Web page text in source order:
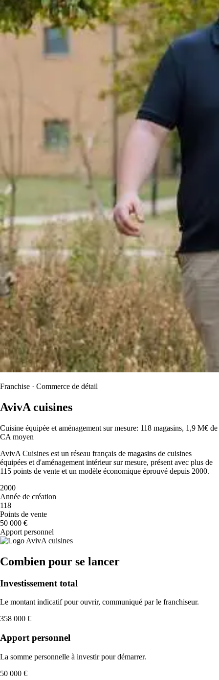
Franchise · Commerce de détail
AvivA cuisines
Cuisine équipée et aménagement sur mesure: 118 magasins, 1,9 M€ de
CA moyen
AvivA Cuisines est un réseau français de magasins de cuisines
équipées et d'aménagement intérieur sur mesure, présent avec plus de
115 points de vente et un modèle économique éprouvé depuis 2000.
2000
Année de création
118
Points de vente
50 000 €
Apport personnel
Combien pour se lancer
Investissement total
Le montant indicatif pour ouvrir, communiqué par le franchiseur.
358 000 €
Apport personnel
La somme personnelle à investir pour démarrer.
50 000 €